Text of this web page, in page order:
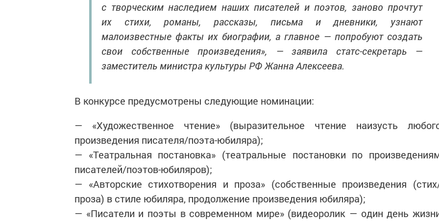
с творческим наследием наших писателей и поэтов, заново прочтут
их стихи, романы, рассказы, письма и дневники, узнают
малоизвестные факты их биографии, а главное — попробуют создать
свои собственные произведения», — заявила статс-секретарь —
заместитель министра культуры РФ Жанна Алексеева.
В конкурсе предусмотрены следующие номинации:
— «Художественное чтение» (выразительное чтение наизусть
произведения писателя/поэта-юбиляра);
— «Театральная постановка» (театральные постановки по
писателей/поэтов-юбиляров);
— «Авторские стихотворения и проза» (собственные произведения
проза) в стиле юбиляра, продолжение произведения юбиляра);
— «Писатели и поэты в современном мире» (видеоролик — один день